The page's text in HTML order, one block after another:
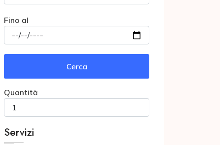
Fino al
Cerca
Quantità
Servizi